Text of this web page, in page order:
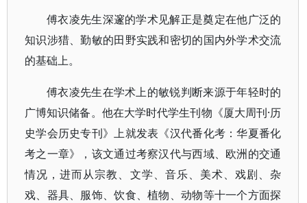
傅衣凌先生深邃的学术见解正是奠定在他广泛的
知识涉猎、勤敏的田野实践和密切的国内外学术交流
的基础上。
傅衣凌先生在学术上的敏锐判断来源于年轻时的
广博知识储备。他在大学时代学生刊物《厦大周刊·历
史学会历史专刊》上就发表《汉代番化考：华夏番化
考之一章》，该文通过考察汉代与西域、欧洲的交通
情况，进而从宗教、文学、音乐、美术、戏剧、杂
戏、器具、服饰、饮食、植物、动物等十一个方面探